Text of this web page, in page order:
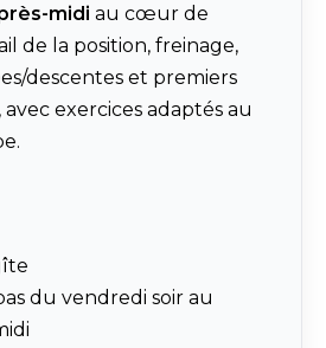
midi au cœur de
de la position, freinage,
descentes et premiers
exercices adaptés au
du vendredi soir au